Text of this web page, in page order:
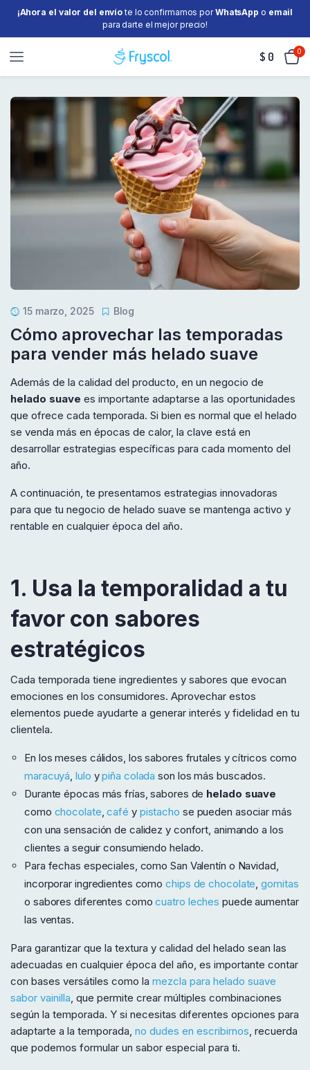
¡Ahora el valor del envíote lo confirmamos porWhatsApp o email
para darte el mejor precio!
$ 0 0
15 marzo, 2025 Blog
Cómo aprovechar las temporadas
para vender más helado suave
Además de la calidad del producto, en un negocio de
helado suave es importante adaptarse a las oportunidades
que ofrece cada temporada. Si bien es normal que el helado
se venda más en épocas de calor, la clave está en
desarrollar estrategias específicas para cada momento del
año.
A continuación, te presentamos estrategias innovadoras
para que tu negocio de helado suave se mantenga activo y
rentable en cualquier época del año.
1. Usa la temporalidad a tu
favor con sabores
estratégicos
Cada temporada tiene ingredientes y sabores que evocan
emociones en los consumidores. Aprovechar estos
elementos puede ayudarte a generar interés y fidelidad en tu
clientela.
En los meses cálidos, los sabores frutales y cítricos como
maracuyá ,lulo ypiña colada son los más buscados.
Durante épocas más frías, sabores de helado suave
como chocolate ,café y pistacho se pueden asociar más
con una sensación de calidez y confort, animando a los
clientes a seguir consumiendo helado.
Para fechas especiales, como San Valentín o Navidad,
incorporar ingredientes comochips de chocolate ,gomitas
o sabores diferentes comocuatro leches puede aumentar
las ventas.
Para garantizar que la textura y calidad del helado sean las
adecuadas en cualquier época del año, es importante contar
con bases versátiles como la mezcla para helado suave
sabor vainilla , que permite crear múltiples combinaciones
según la temporada. Y si necesitas diferentes opciones para
adaptarte a la temporada, no dudes en escribirnos , recuerda
que podemos formular un sabor especial para ti.